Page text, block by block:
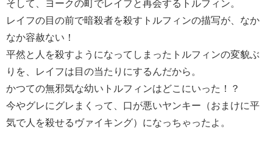
そして、ヨークの町でレイフと再会するトルフィン。
レイフの目の前で暗殺者を殺すトルフィンの描写が、なか
なか容赦ない！
平然と人を殺すようになってしまったトルフィンの変貌ぶ
りを、レイフは目の当たりにするんだから。
かつての無邪気な幼いトルフィンはどこにいった！？
今やグレにグレまくって、口が悪いヤンキー（おまけに平
気で人を殺せるヴァイキング）になっちゃったよ。